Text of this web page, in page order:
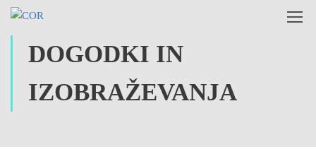
DOGODKI IN
IZOBRAŽEVANJA